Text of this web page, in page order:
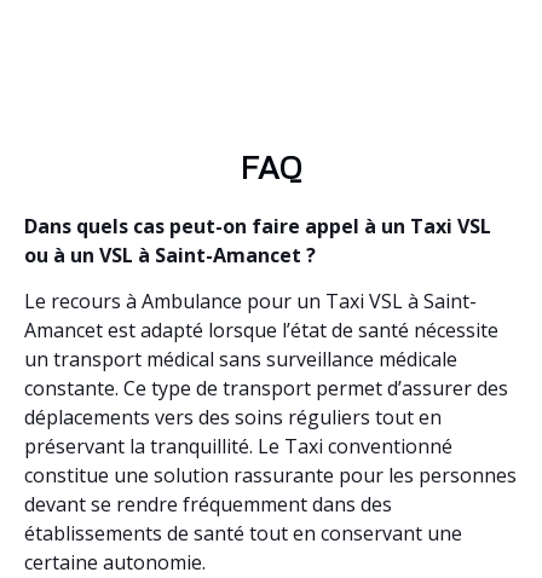
FAQ
Dans quels cas peut-on faire appel à un Taxi VSL
ou à un VSL à Saint-Amancet ?
Le recours à Ambulance pour un Taxi VSL à Saint-
Amancet est adapté lorsque l’état de santé nécessite
un transport médical sans surveillance médicale
constante. Ce type de transport permet d’assurer des
déplacements vers des soins réguliers tout en
préservant la tranquillité. Le Taxi conventionné
constitue une solution rassurante pour les personnes
devant se rendre fréquemment dans des
établissements de santé tout en conservant une
certaine autonomie.